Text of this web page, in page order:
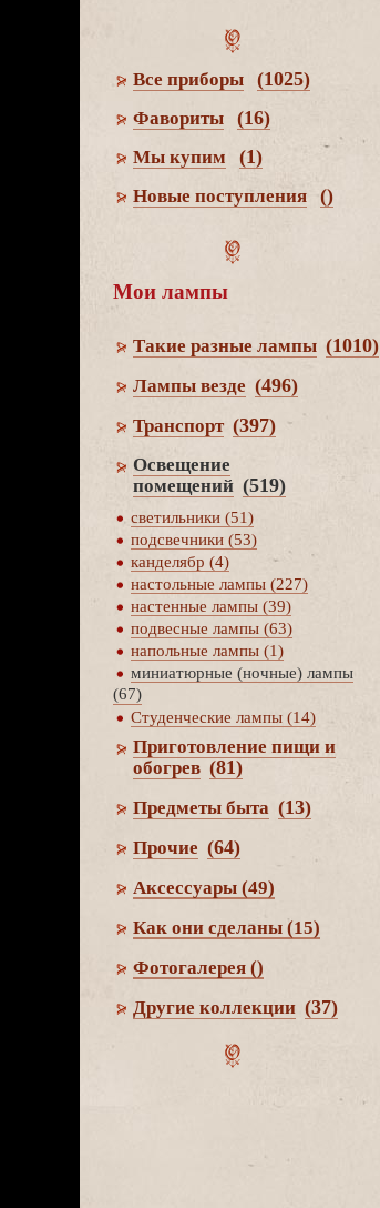
се приборы (1025)
Фавориты (16)
Мы купим (1)
Новые поступления ()
Мои лампы
Такие разные лампы (1010)
Лампы везде (496)
Транспорт (397)
Освещение
помещений (519)
светильники (51)
подсвечники (53)
канделябр (4)
настольные лампы (227)
настенные лампы (39)
подвесные лампы (63)
напольные лампы (1)
миниатюрные (ночные) лампы
(67)
Студенческие лампы (14)
Приготовление пищи и
обогре (81)
Предметы быта (13)
Прочие (64)
Аксессуары (49)
Как они сделаны (15)
Фотогалерея ()
Другие коллекции (37)